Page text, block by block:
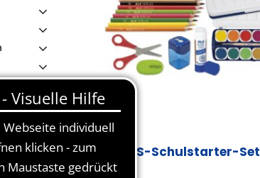
ALS-Schulstarter-Set